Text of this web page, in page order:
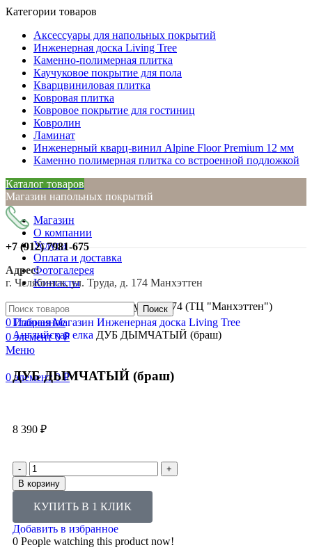
Категории товаров
Аксессуары для напольных покрытий
Инженерная доска Living Tree
Каменно-полимерная плитка
Каучуковое покрытие для пола
Кварцвиниловая плитка
Ковровая плитка
Ковровое покрытие для гостиниц
Ковролин
Ламинат
Инженерный кварц-винил Alpine Floor Premium 12 мм
Каменно полимерная плитка со встроенной подложкой
Каталог товаров
Магазин напольных покрытий
Магазин
О компании
Услуги
Оплата и доставка
Фотогалерея
Контакты
г. Челябинск, ул. Труда, д. 174 (ТЦ "Манхэттен")
+7 (912)7981-675
Адрес:
г. Челябинск, ул. Труда, д. 174 Манхэттен
Поиск
0Избранное
0элемент 0₽
Меню
0элемент 0₽
ГлавнаяМагазин Инженерная доска Living Tree
Английская елка ДУБ ДЫМЧАТЫЙ (браш)
ДУБ ДЫМЧАТЫЙ (браш)
8 390 ₽
В корзину
КУПИТЬ В 1 КЛИК
Добавить в избранное
0 People watching this product now!